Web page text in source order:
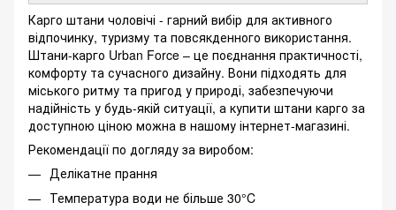
Карго штани чоловічі - гарний вибір для активного
відпочинку, туризму та повсякденного використання.
Штани-карго Urban Force – це поєднання практичності,
комфорту та сучасного дизайну. Вони підходять для
міського ритму та пригод у природі, забезпечуючи
надійність у будь-якій ситуації, а купити штани карго за
доступною ціною можна в нашому інтернет-магазині.
Рекомендації по догляду за виробом:
Делікатне прання
Температура води не більше 30°C